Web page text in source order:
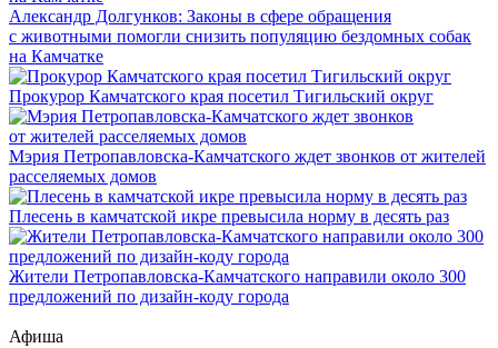
Александр Долгунков: Законы в сфере обращения
с животными помогли снизить популяцию бездомных собак
на Камчатке
Прокурор Камчатского края посетил Тигильский округ
Мэрия Петропавловска-Камчатского ждет звонков от жителей
расселяемых домов
Плесень в камчатской икре превысила норму в десять раз
Жители Петропавловска-Камчатского направили около 300
предложений по дизайн-коду города
Афиша